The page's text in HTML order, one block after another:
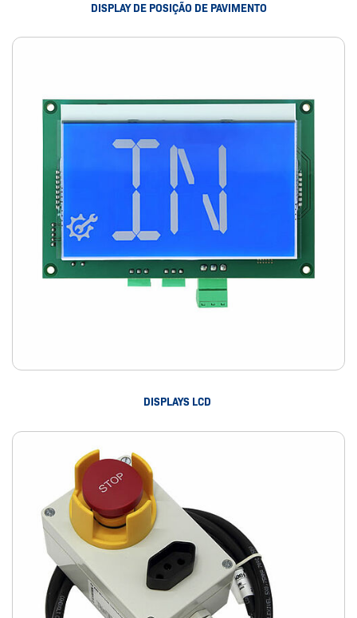
DISPLAY DE POSIÇÃO DE PAVIMENTO
DISPLAYS LCD